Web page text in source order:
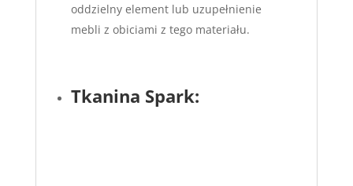
oddzielny element lub uzupełnienie
mebli z obiciami z tego materiału.
Tkanina Spark: